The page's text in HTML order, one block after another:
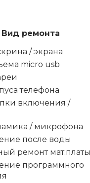
Вид ремонта
/ экрана
micro usb
телефона
включения /
/ микрофона
после воды
ремонт мат.платы
программного